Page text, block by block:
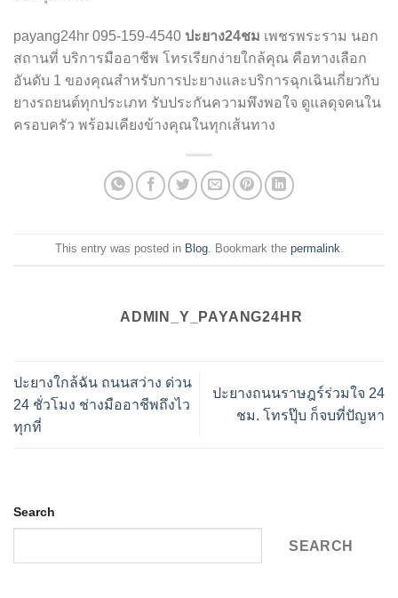
payang24hr 095-159-4540 ปะยาง24ชม เพชรพระราม นอก
สถานที่ บริการมืออาชีพ โทรเรียกง่ายใกล้คุณ คือทางเลือก
อันดับ 1 ของคุณสำหรับการปะยางและบริการฉุกเฉินเกี่ยวกับ
ยางรถยนต์ทุกประเภท รับประกันความพึงพอใจ ดูแลดุจคนใน
ครอบครัว พร้อมเคียงข้างคุณในทุกเส้นทาง
This entry was posted in Blog. Bookmark the permalink
ADMIN_Y_PAYANG24HR
ปะยางใกล้ฉัน ถนนสว่าง ด่วน
24 ชั่วโมง ช่างมืออาชีพถึงไว
ทุกที่
ปะยางถนนราษฎร์ร่วมใจ 24
ชม. โทรปุ๊บ ก็จบที่ปัญหา
Search
SEARCH